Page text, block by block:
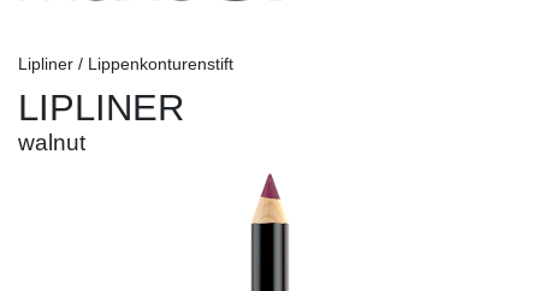
Lipliner / Lippenkonturenstift
LIPLINER
walnut